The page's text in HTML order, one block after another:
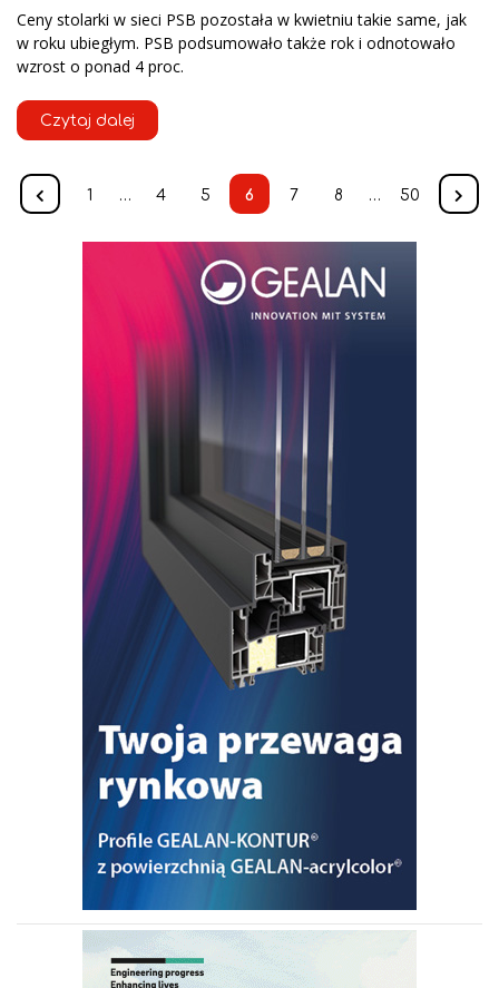
Ceny stolarki w sieci PSB pozostała w kwietniu takie same, jak
w roku ubiegłym. PSB podsumowało także rok i odnotowało
wzrost o ponad 4 proc.
Czytaj dalej
1 … 4 5 6 7 8 … 50